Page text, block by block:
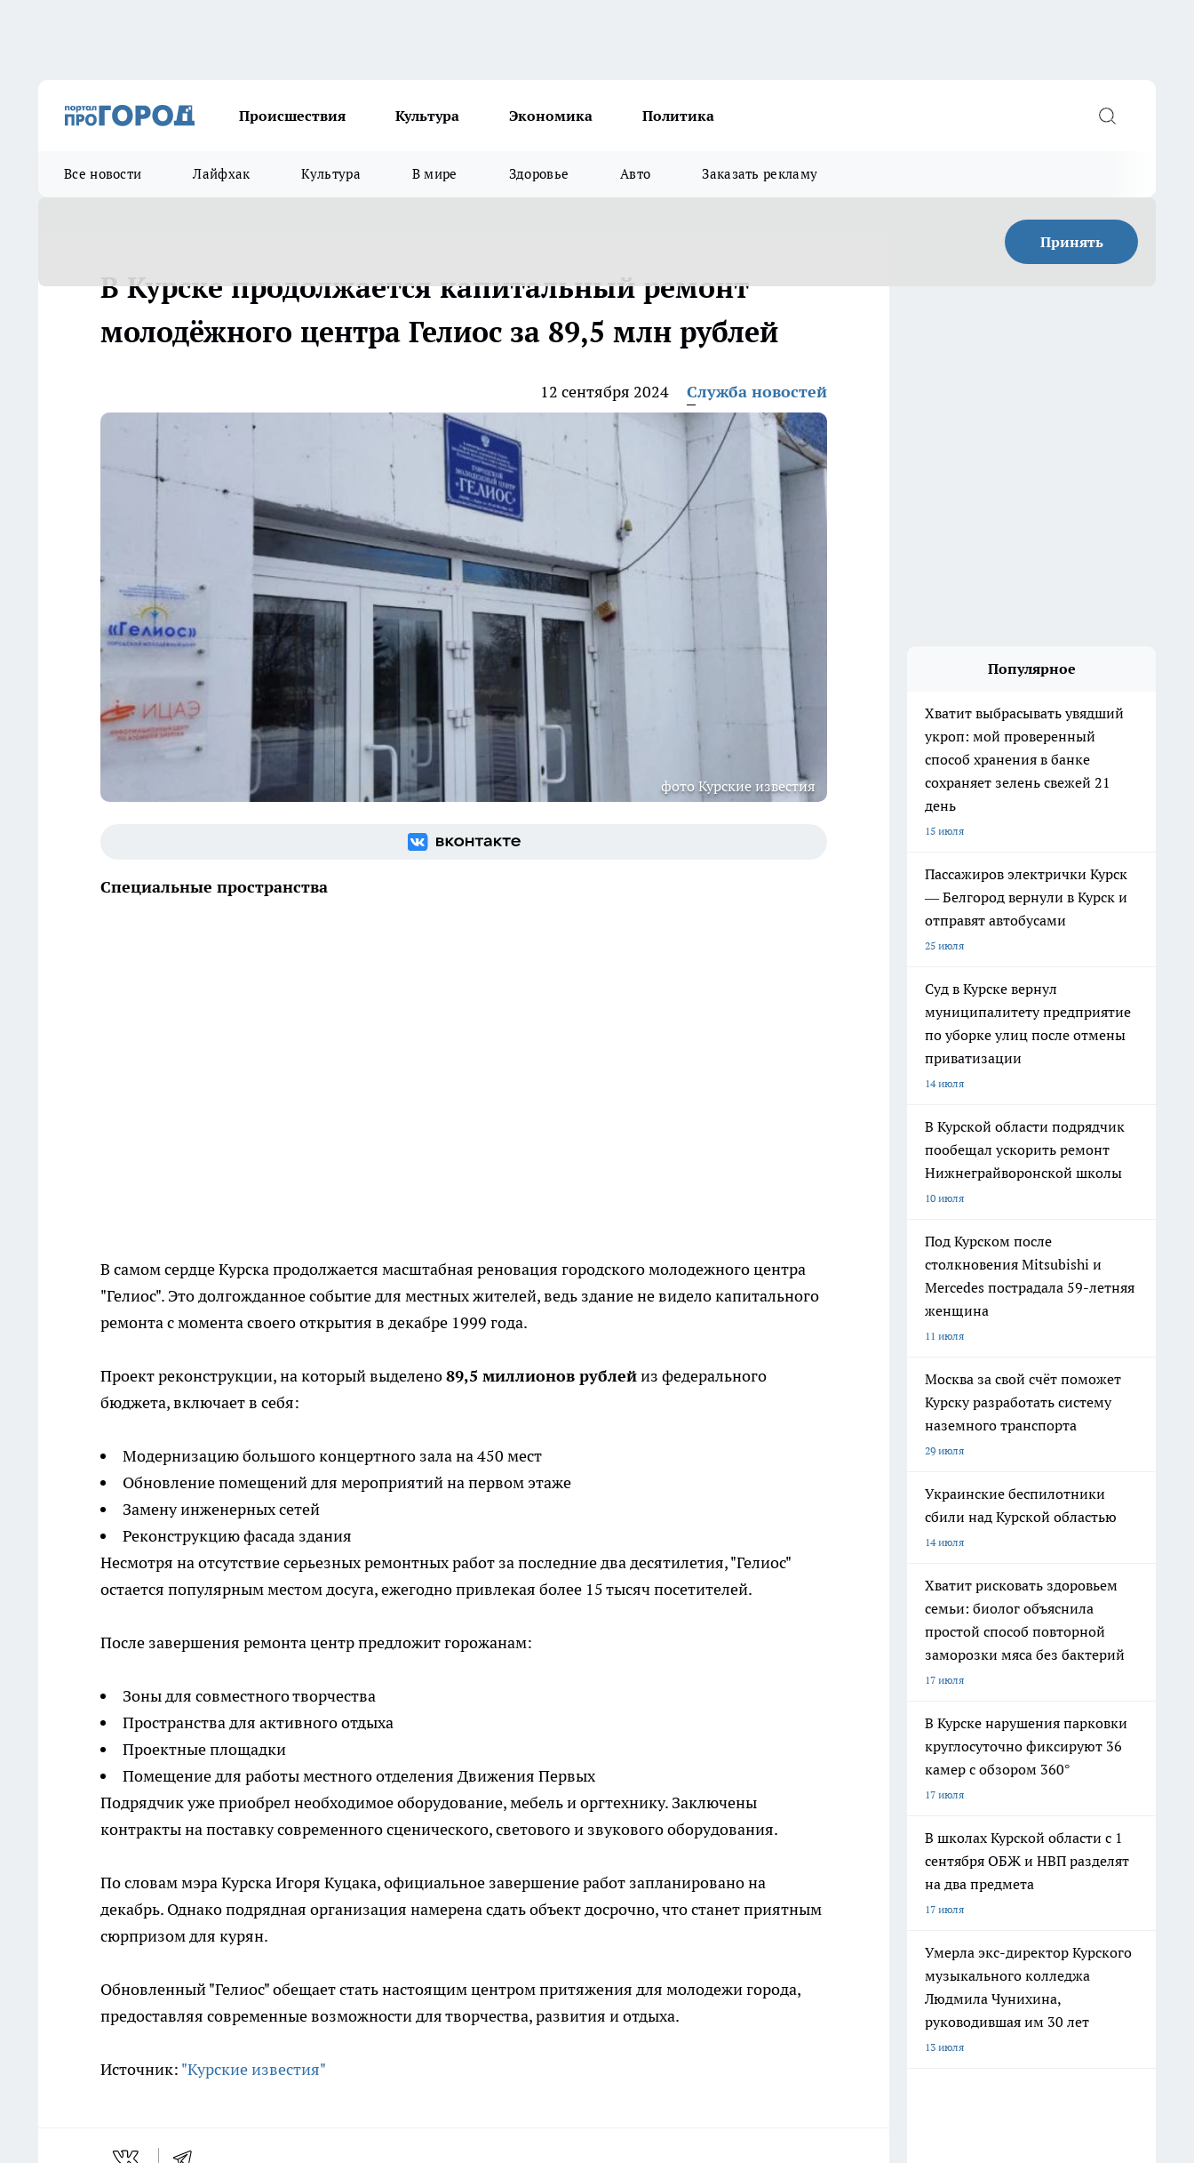
Происшествия Культура Экономика Политика
Все новости Лайфхак Культура В мире Здоровье Авто Заказать рекламу
Принять
В Курске продолжается капитальный ремонт
молодёжного центра Гелиос за 89,5 млн рублей
12 сентября 2024 Служба новостей
фото Курские известия
Специальные пространства
В самом сердце Курска продолжается масштабная реновация городского молодежного центра
"Гелиос". Это долгожданное событие для местных жителей, ведь здание не видело капитального
ремонта с момента своего открытия в декабре 1999 года.
Проект реконструкции, на который выделено89,5 миллионов рублейиз федерального
бюджета, включает в себя:
Модернизацию большого концертного зала на 450 мест
Обновление помещений для мероприятий на первом этаже
Замену инженерных сетей
Реконструкцию фасада здания
Несмотря на отсутствие серьезных ремонтных работ за последние два десятилетия, "Гелиос"
остается популярным местом досуга, ежегодно привлекая более 15 тысяч посетителей.
После завершения ремонта центр предложит горожанам:
Зоны для совместного творчества
Пространства для активного отдыха
Проектные площадки
Помещение для работы местного отделения Движения Первых
Подрядчик уже приобрел необходимое оборудование, мебель и оргтехнику. Заключены
контракты на поставку современного сценического, светового и звукового оборудования.
По словам мэра Курска Игоря Куцака, официальное завершение работ запланировано на
декабрь. Однако подрядная организация намерена сдать объект досрочно, что станет приятным
сюрпризом для курян.
Обновленный "Гелиос" обещает стать настоящим центром притяжения для молодежи города,
предоставляя современные возможности для творчества, развития и отдыха.
Источник: "Курские известия"
Популярное
Хватит выбрасывать увядший
укроп: мой проверенный
способ хранения в банке
сохраняет зелень свежей 21
день
15 июля
Пассажиров электрички Курск
— Белгород вернули в Курск и
отправят автобусами
25 июля
Суд в Курске вернул
муниципалитету предприятие
по уборке улиц после отмены
приватизации
14 июля
В Курской области подрядчик
пообещал ускорить ремонт
Нижнеграйворонской школы
10 июля
Под Курском после
столкновения Mitsubishi и
Mercedes пострадала 59-летняя
женщина
11 июля
Москва за свой счёт поможет
Курску разработать систему
наземного транспорта
29 июля
Украинские беспилотники
сбили над Курской областью
14 июля
Хватит рисковать здоровьем
семьи: биолог объяснила
простой способ повторной
заморозки мяса без бактерий
17 июля
В Курске нарушения парковки
круглосуточно фиксируют 36
камер с обзором 360°
17 июля
В школах Курской области с 1
сентября ОБЖ и НВП разделят
на два предмета
17 июля
Умерла экс-директор Курского
музыкального колледжа
Людмила Чунихина,
руководившая им 30 лет
13 июля